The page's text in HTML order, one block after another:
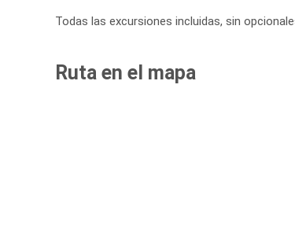
Todas las excursiones incluidas, sin
Ruta en el mapa